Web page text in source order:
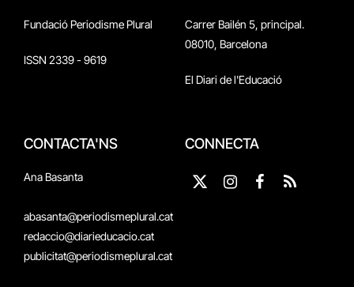
Fundació Periodisme Plural
ISSN 2339 - 9619
Carrer Bailén 5, principal.
08010, Barcelona
El Diari de l'Educació
CONTACTA'NS
Ana Basanta
abasanta@periodismeplural.cat
redaccio@diarieducacio.cat
publicitat@periodismeplural.cat
CONNECTA
X
Instagram
Facebook
RSS